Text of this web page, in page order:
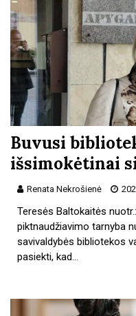
Buvusi
išsimokėtinai
Renata Nekrošienė
Teresės Baltokaitės
piktnaudžiavimo tarnyba
savivaldybės bibliotekos
pasiekti, kad…